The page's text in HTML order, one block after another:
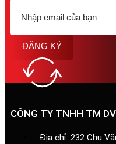
ĐĂNG KÝ
CÔNG TY TNHH TM
Địa chỉ: 232 Chu